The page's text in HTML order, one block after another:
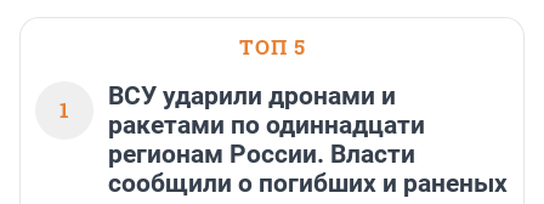
ТОП 5
1
ВСУ ударили дронами и
ракетами по одиннадцати
регионам России. Власти
сообщили о погибших и раненых